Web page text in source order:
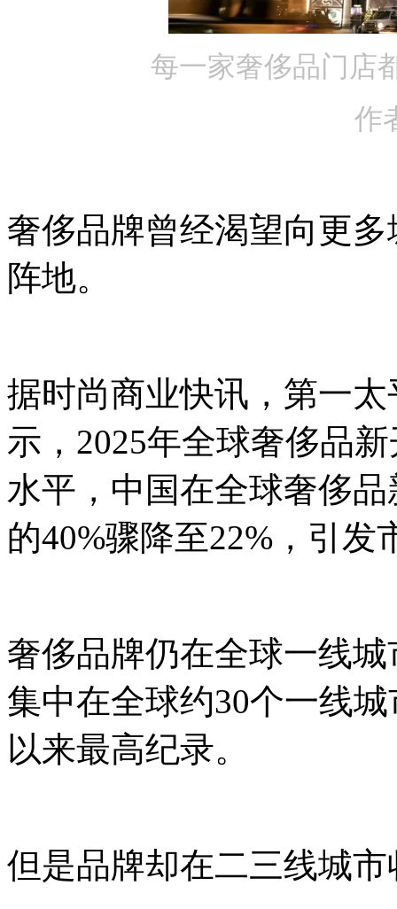
每一家奢侈品门店
作
奢侈品牌曾经渴望向更
阵地。
据时尚商业快讯，第一
示，2025年全球奢侈品
水平，中国在全球奢侈
的40%骤降至22%，引发
奢侈品牌仍在全球一线
集中在全球约30个一线
以来最高纪录。
但是品牌却在二三线城市